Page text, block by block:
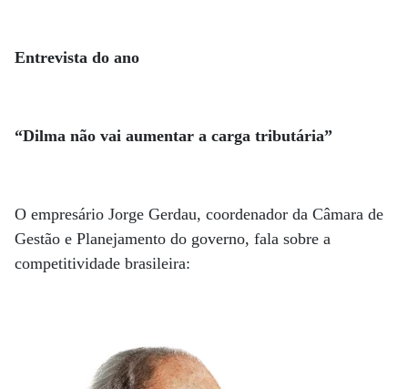
Entrevista do ano
“Dilma não vai aumentar a carga tributária”
O empresário Jorge Gerdau, coordenador da Câmara de
Gestão e Planejamento do governo, fala sobre a
competitividade brasileira: